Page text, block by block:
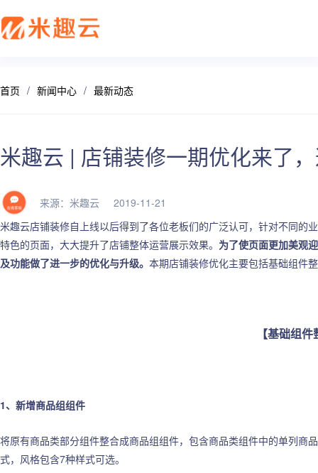
新零售解决方案
特色功能
店铺装修
多门店
多商户
拼团
砍价
定金膨胀
产品发布
帮助中心
首页 / 新闻中心 / 最新动态
米趣云 | 店铺装修一期优化来了
来源：米趣云 2019-11-21
米趣云店铺装修自上线以后得到了各位老板们的广泛认可，针对不同的
特色的页面，大大提升了店铺整体运营展示效果。 为了使页面更加美观
及功能做了进一步的优化与升级。 本期店铺装修优化主要包括基础组件
【基础组
1、新增商品组组件
将原有商品类部分组件整合成商品组组件，包含商品类组件中的单列商
式，风格包含7种样式可选。